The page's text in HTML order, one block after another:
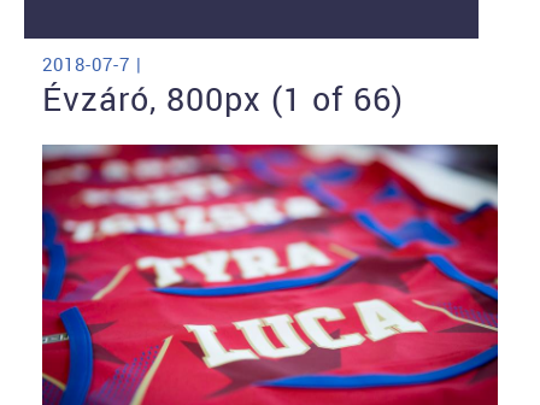
2018-07-7 |
Évzáró, 800px (1 of 66)